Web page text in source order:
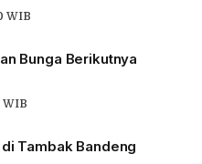
WIB
Bunga Berikutnya
WIB
Tambak Bandeng